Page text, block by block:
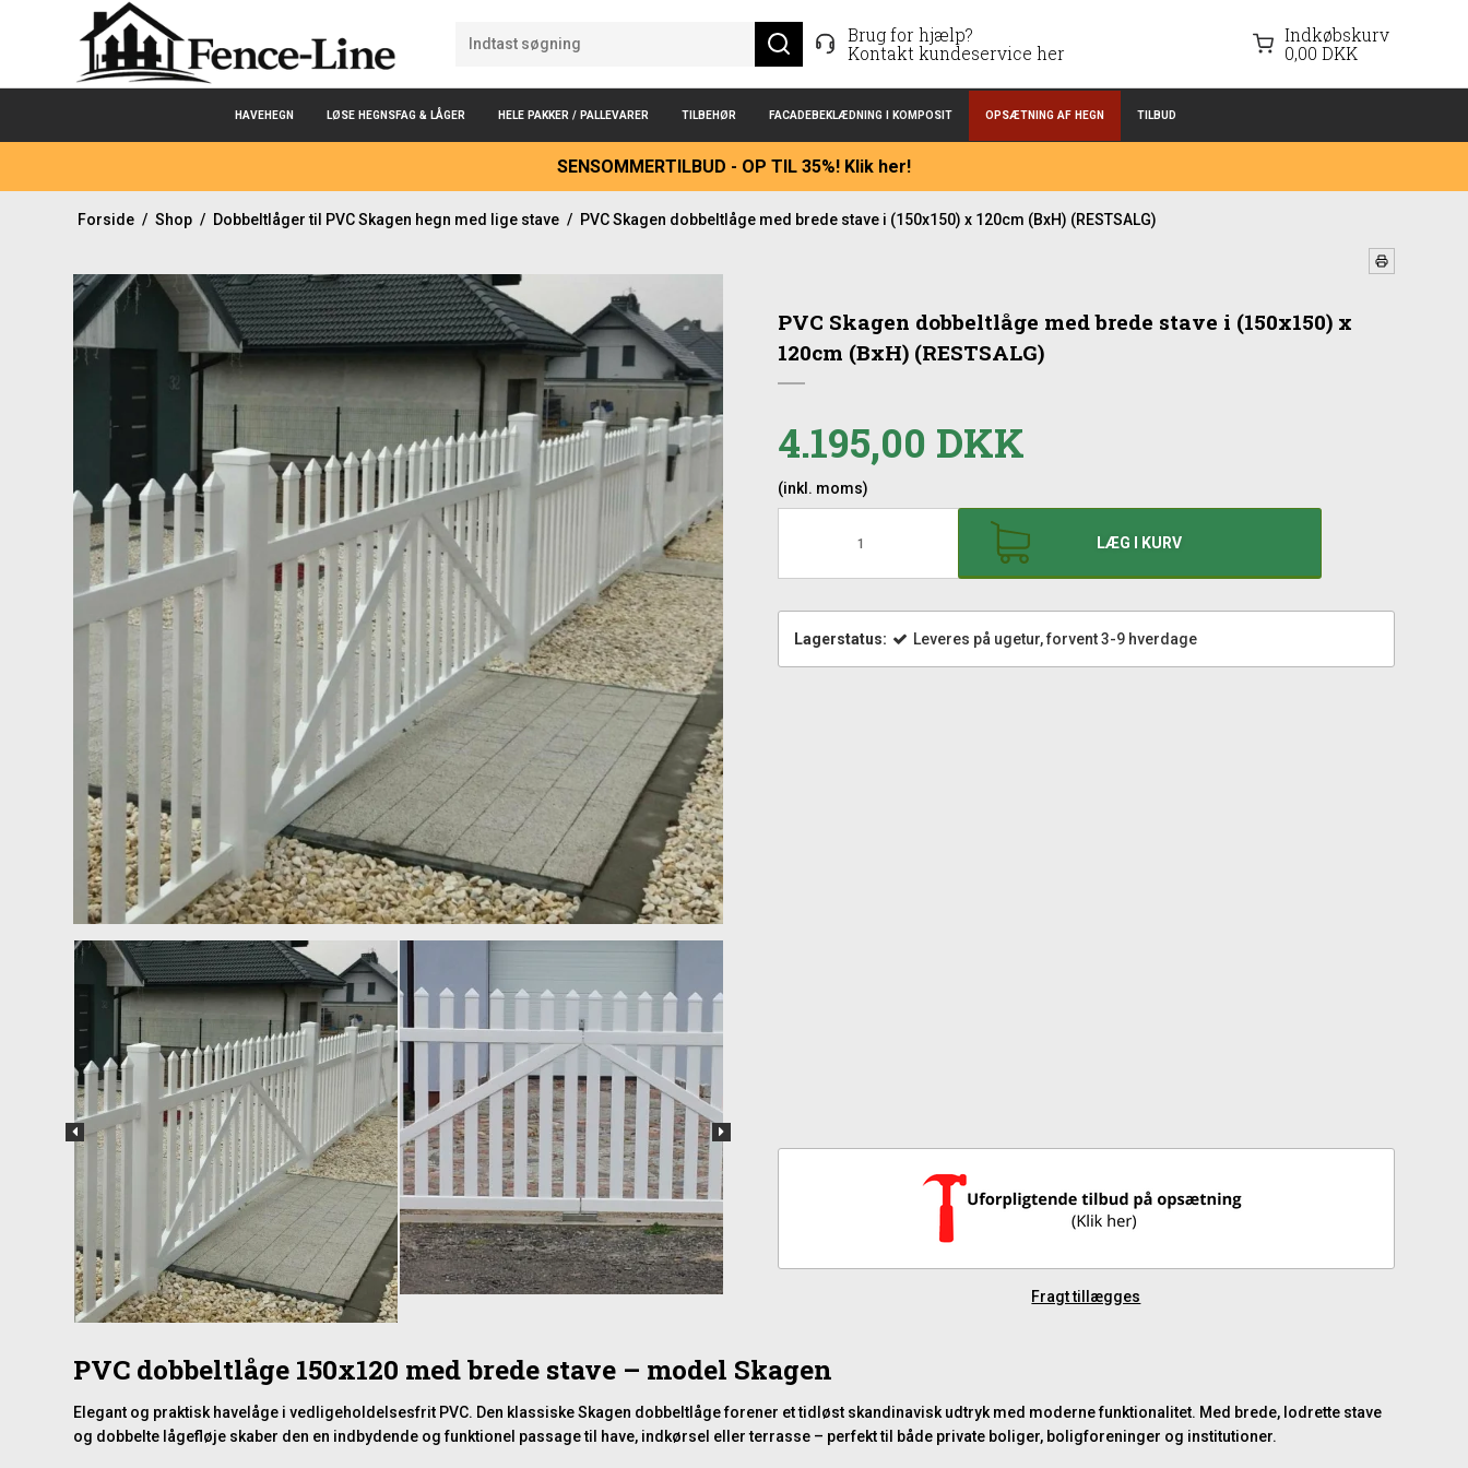
Brug for hjælp?
Kontakt kundeservice her
Indkøbskurv
0,00 DKK
HAVEHEGN LØSE HEGNSFAG & LÅGER HELE PAKKER / PALLEVARER TILBEHØR FACADEBEKLÆDNING I KOMPOSIT OPSÆTNING AF HEGN TILBUD
SENSOMMERTILBUD - OP TIL 35%! Klik her!
Forside / Shop / Dobbeltlåger til PVC Skagen hegn med lige stave / PVC Skagen dobbeltlåge med brede stave i (150x150) x 120cm (BxH) (RESTSALG)
PVC Skagen dobbeltlåge med brede stave i (150x150) x
120cm (BxH) (RESTSALG)
4.195,00 DKK
(inkl. moms)
LÆG I KURV
Lagerstatus: Leveres på ugetur, forvent 3-9 hverdage
Fragt tillægges
PVC dobbeltlåge 150x120 med brede stave – model Skagen
Elegant og praktisk havelåge i vedligeholdelsesfrit PVC. Den klassiske Skagen dobbeltlåge forener et tidløst skandinavisk udtryk med moderne funktionalitet. Med brede, lodrette stave
og dobbelte lågefløje skaber den en indbydende og funktionel passage til have, indkørsel eller terrasse – perfekt til både private boliger, boligforeninger og institutioner.